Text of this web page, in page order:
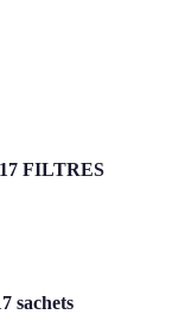
FILTRES
sachets